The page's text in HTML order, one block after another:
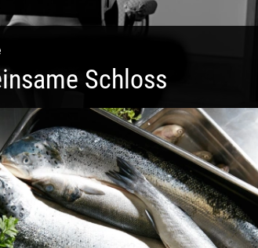
Schloss
| Zeichnen mit Licht & Schatten